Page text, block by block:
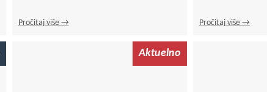
Pročitaj više → Pročitaj više →
Aktuelno